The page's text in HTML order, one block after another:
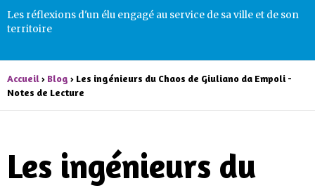
Les réflexions d'un élu engagé au service de sa ville et de son
territoire
Accueil› Blog › Les ingénieurs du Chaos de Giuliano da Empoli -
Notes de Lecture
Les ingénieurs du